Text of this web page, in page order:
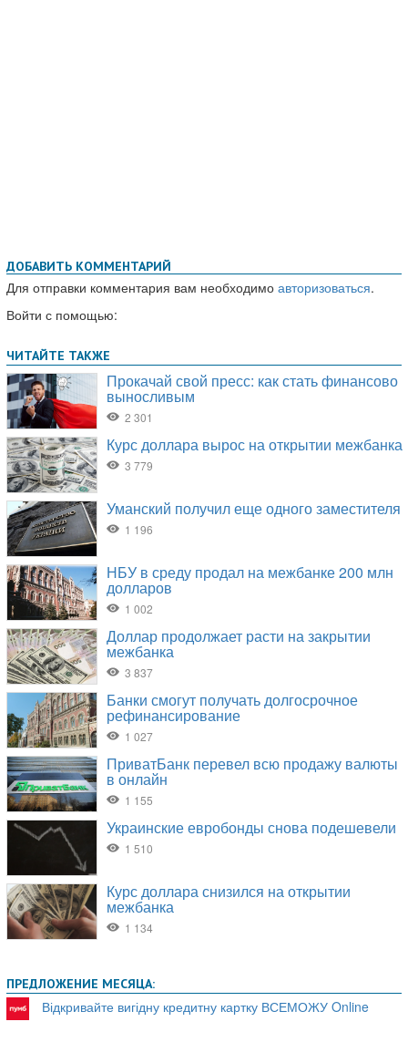
ДОБАВИТЬ КОММЕНТАРИЙ
Для отправки комментария вам необходимо авторизоваться.
Войти с помощью:
ПРЕДЛОЖЕНИЕ МЕСЯЦА:
Відкривайте вигідну кредитну картку ВСЕМОЖУ Online